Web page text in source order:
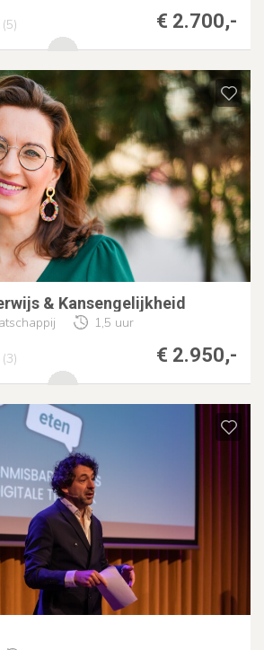
€ 2.700,-
(5)
& Kansengelijkheid
1,5 uur
€ 2.950,-
(3)